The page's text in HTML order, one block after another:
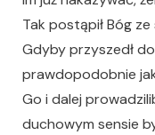
Tak postąpił Bóg
Gdyby przyszedł
prawdopodobnie
Go i dalej
duchowym sensie